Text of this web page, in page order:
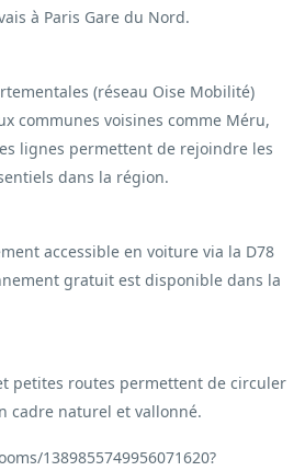
à Paris Gare du Nord.
(réseau Oise Mobilité)
communes voisines comme Méru,
lignes permettent de rejoindre les
dans la région.
accessible en voiture via la D78
gratuit est disponible dans la
petites routes permettent de circuler
cadre naturel et vallonné.
1389855749956071620?